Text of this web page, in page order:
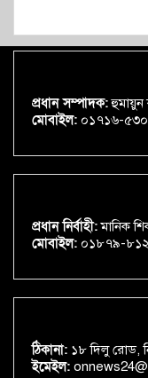
প্রধান সম্পাদক:হুমায়ুন
মোবাইল: ০১৭১৬-
প্রধান নির্বাহী:মানিক
মোবাইল: ০১৮৭৯-
ঠিকানা: ১৮ দিলু রোড,
ইমেইল: